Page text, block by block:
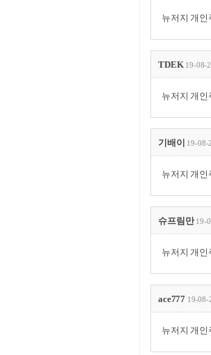
뉴저지 개
TDEK 19-08-
뉴저지 개
기배이 19-08-
뉴저지 개
슈프림만 19-
뉴저지 개
ace777 19-08-
뉴저지 개